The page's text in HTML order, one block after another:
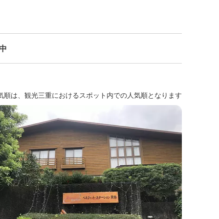
順は、観光三重におけるスポット内での人気順となります